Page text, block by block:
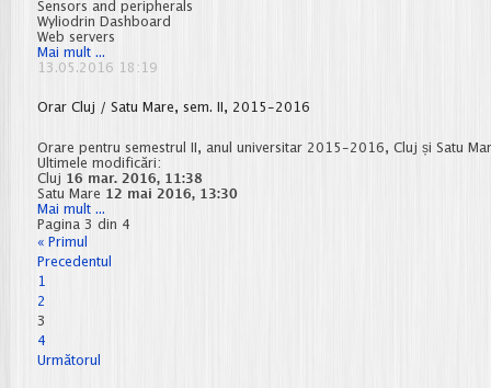
Sensors and peripherals
Wyliodrin Dashboard
Web servers
Mai mult ...
Cities
2016
Cluj
13.05.2016 18:19
Orar Cluj / Satu Mare, sem. II, 2015-2016
Orare pentru semestrul II, anul universitar 2015-2016, Cluj și Satu
Ultimele modificări:
Cluj 16 mar. 2016, 11:38
Satu Mare 12 mai 2016, 13:30
Mai mult ...
Cluj
Satu
Mare,
Pagina 3 din 4
« Primul
Precedentul
2
3
4
Următorul